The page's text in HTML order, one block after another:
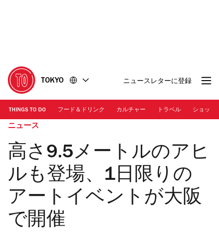
に
移
動
移
動
TOKYO ニュースレターに登録
THINGS TO DO フード＆ドリンク カルチャー トラベル ショッピ
ニュース
高さ9.5メートルのアヒ
ルも登場、1日限りの
アートイベントが大阪
で開催